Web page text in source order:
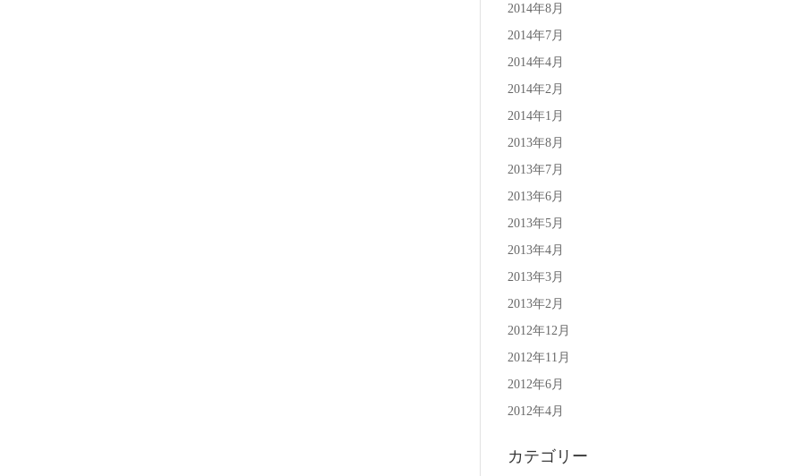
2014年8月
2014年7月
2014年4月
2014年2月
2014年1月
2013年8月
2013年7月
2013年6月
2013年5月
2013年4月
2013年3月
2013年2月
2012年12月
2012年11月
2012年6月
2012年4月
カテゴリー